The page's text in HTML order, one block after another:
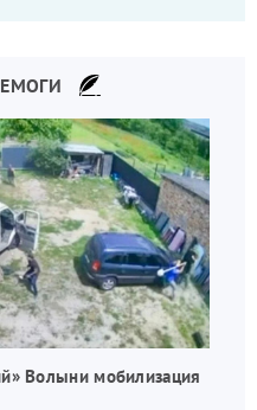
Волыни мобилизация